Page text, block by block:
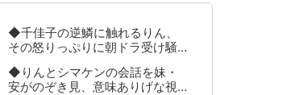
◆千佳子の逆鱗に触れるりん、
その怒りっぷりに朝ドラ受け騒…
◆りんとシマケンの会話を妹・
安がのぞき見、意味ありげな視…